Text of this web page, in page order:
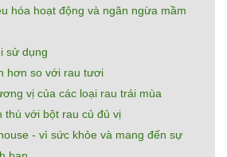
hóa hoạt động và ngăn ngừa mầm
sử dụng
hơn so với rau tươi
vị của các loại rau trái mùa
thú với bột rau củ đủ vị
- vì sức khỏe và mang đến sự